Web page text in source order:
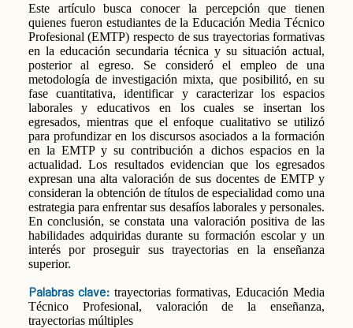
Este artículo busca conocer la percepción que tienen
quienes fueron estudiantes de la Educación Media Técnico
Profesional (EMTP) respecto de sus trayectorias formativas
en la educación secundaria técnica y su situación actual,
posterior al egreso. Se consideró el empleo de una
metodología de investigación mixta, que posibilitó, en su
fase cuantitativa, identificar y caracterizar los espacios
laborales y educativos en los cuales se insertan los
egresados, mientras que el enfoque cualitativo se utilizó
para profundizar en los discursos asociados a la formación
en la EMTP y su contribución a dichos espacios en la
actualidad. Los resultados evidencian que los egresados
expresan una alta valoración de sus docentes de EMTP y
consideran la obtención de títulos de especialidad como una
estrategia para enfrentar sus desafíos laborales y personales.
En conclusión, se constata una valoración positiva de las
habilidades adquiridas durante su formación escolar y un
interés por proseguir sus trayectorias en la enseñanza
superior.
Palabras clave: trayectorias formativas, Educación Media
Técnico Profesional, valoración de la enseñanza,
trayectorias múltiples